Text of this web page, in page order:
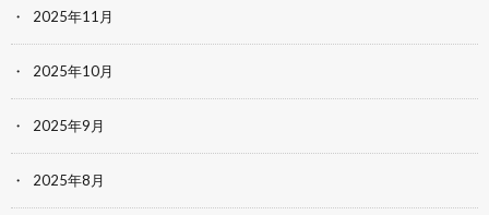
2025年11月
2025年10月
2025年9月
2025年8月